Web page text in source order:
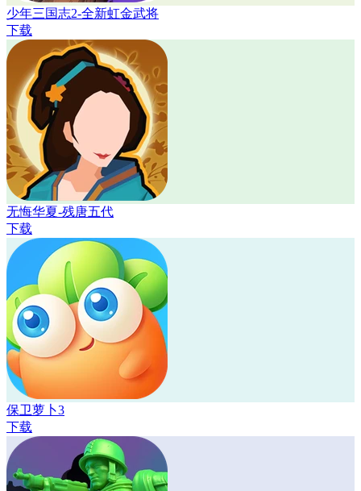
少年三国志2-全新虹金武将
下载
无悔华夏-残唐五代
下载
保卫萝卜3
下载